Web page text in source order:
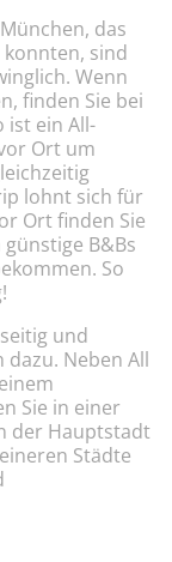
das
sind
Wenn
finden Sie bei
ist ein All-
Ort um
lohnt sich für
Ort finden Sie
B&Bs
So
und
Neben All
Sie in einer
der Hauptstadt
Städte